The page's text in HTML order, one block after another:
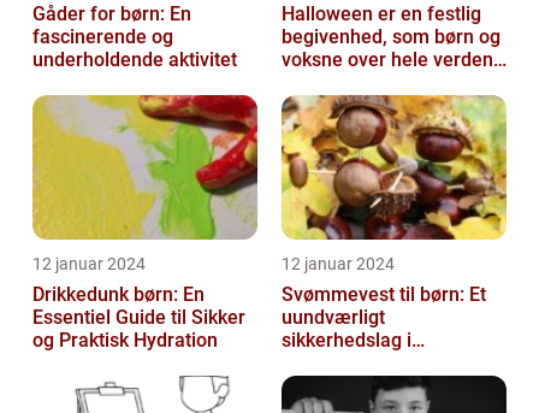
Gåder for børn: En
fascinerende og
underholdende aktivitet
Halloween er en festlig
begivenhed, som børn og
voksne over hele verden
12 januar 2024
Drikkedunk børn: En
Essentiel Guide til Sikker
og Praktisk Hydration
12 januar 2024
Svømmevest til børn: Et
uundværligt
sikkerhedslag i